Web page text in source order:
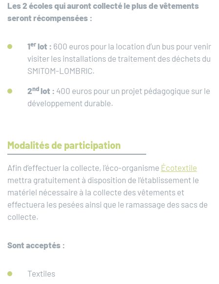
Les 2 écoles qui auront collecté le plus de vêtements
seront récompensées :
1erlot : 600 euros pour la location d’un bus pour venir
visiter les installations de traitement des déchets du
SMITOM-LOMBRIC.
2ndlot : 400 euros pour un projet pédagogique sur le
développement durable.
Modalités de participation
Afin d’effectuer la collecte, l’éco-organisme Écotextile
mettra gratuitement à disposition de l’établissement le
matériel nécessaire à la collecte des vêtements et
effectuera les pesées ainsi que le ramassage des sacs de
collecte.
Sont acceptés :
Textiles